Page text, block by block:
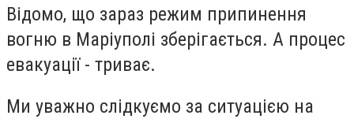
Відомо, що зараз режим припинення
вогню в Маріуполі зберігається. А процес
евакуації - триває.
Ми уважно слідкуємо за ситуацією на